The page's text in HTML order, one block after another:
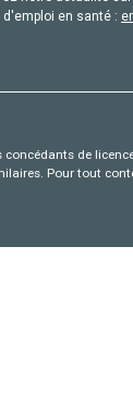
d'emploi en santé :
de
Pour tout